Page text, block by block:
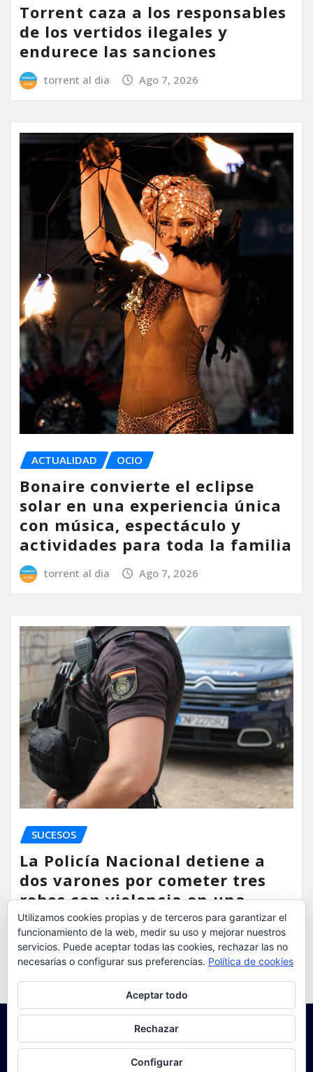
Torrent caza a los responsables
de los vertidos ilegales y
endurece las sanciones
torrent al dia Ago 7, 2026
ACTUALIDAD OCIO
Bonaire convierte el eclipse
solar en una experiencia única
con música, espectáculo y
actividades para toda la familia
torrent al dia Ago 7, 2026
SUCESOS
La Policía Nacional detiene a
dos varones por cometer tres
robos con violencia en una
misma mañana
torrent al dia Ago 7, 2026
Utilizamos cookies propias y de terceros para garantizar el
funcionamiento de la web, medir su uso y mejorar nuestros
servicios. Puede aceptar todas las cookies, rechazar las no
necesarias o configurar sus preferencias. Política de cookies
Aceptar todo
Rechazar
Configurar
Para obtener más información, incluido cómo gestionar las cookies,